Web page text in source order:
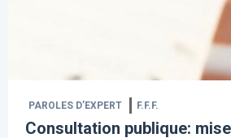
PAROLES D’EXPERT F.F.F.
Consultation publique: